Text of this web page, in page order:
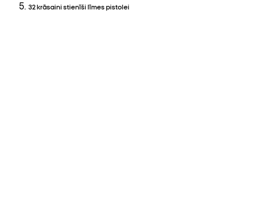
32 krāsaini stienīši līmes pistolei